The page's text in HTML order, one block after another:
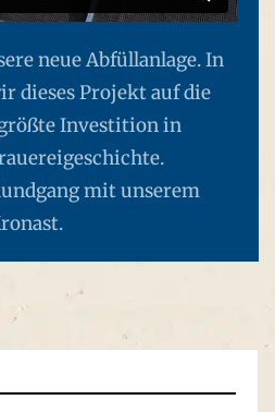
neue Abfüllanlage. In
dieses Projekt auf die
Investition in
mit unserem